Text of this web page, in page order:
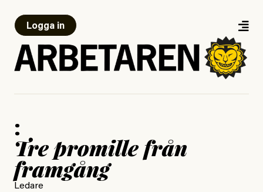
Logga in
:
Tre promille från
framgång
Ledare